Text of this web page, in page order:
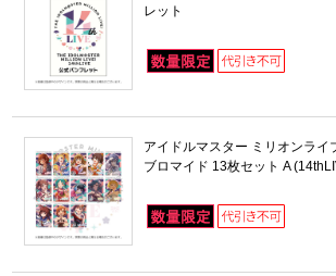
レット
アイドルマスター ミリオンライ
ブロマイド 13枚セット A